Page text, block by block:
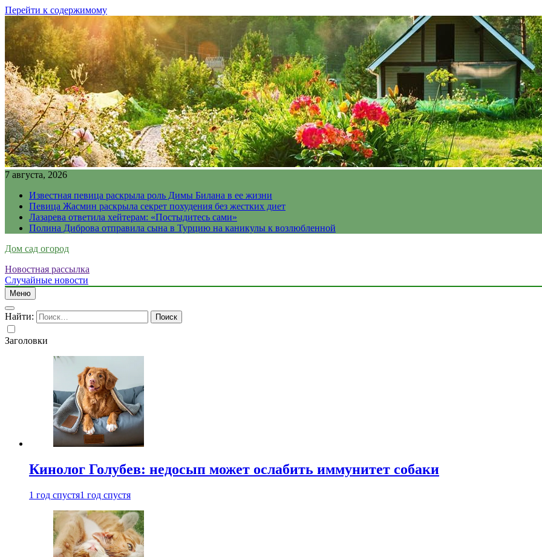
Перейти к содержимому
7 августа, 2026
Известная певица раскрыла роль Димы Билана в ее жизни
Певица Жасмин раскрыла секрет похудения без жестких диет
Лазарева ответила хейтерам: «Постыдитесь сами»
Полина Диброва отправила сына в Турцию на каникулы к возлюбленной
Дом сад огород
Новостная рассылка
Случайные новости
Меню
Найти:
Заголовки
Кинолог Голубев: недосып может ослабить иммунитет собаки
1 год спустя1 год спустя